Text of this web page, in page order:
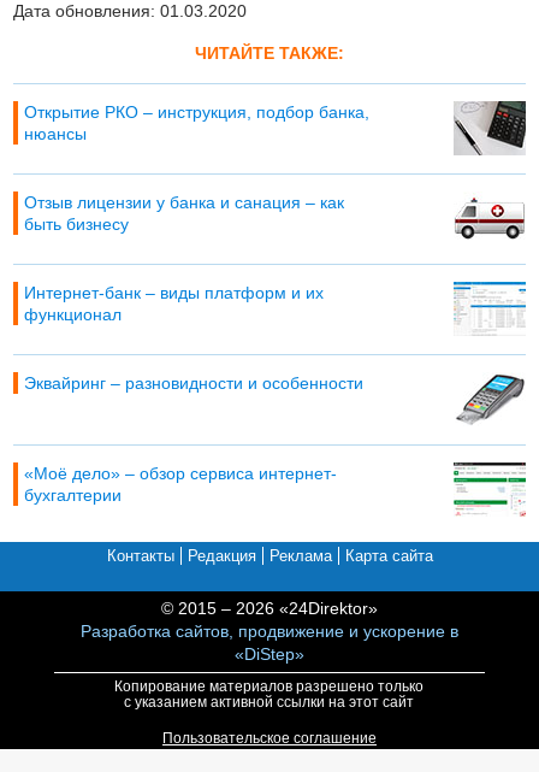
Дата обновления: 01.03.2020
ЧИТАЙТЕ ТАКЖЕ:
Открытие РКО – инструкция, подбор банка,
нюансы
Отзыв лицензии у банка и санация – как
быть бизнесу
Интернет-банк – виды платформ и их
функционал
Эквайринг – разновидности и особенности
«Моё дело» – обзор сервиса интернет-
бухгалтерии
Контакты Редакция Реклама Карта сайта
© 2015 – 2026 «24Direktor»
Разработка сайтов, продвижение и ускорение в
«DiStep»
Копирование материалов разрешено только
с указанием активной ссылки на этот сайт
Пользовательское соглашение